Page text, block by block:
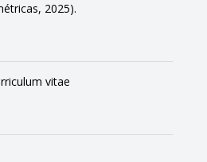
2025).
vitae